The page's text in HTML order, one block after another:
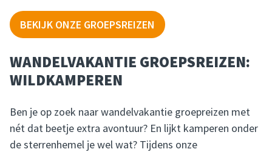
BEKIJK ONZE GROEPSREIZEN
WANDELVAKANTIE GROEPSREIZEN:
WILDKAMPEREN
Ben je op zoek naar wandelvakantie groepreizen met
nét dat beetje extra avontuur? En lijkt kamperen onder
de sterrenhemel je wel wat? Tijdens onze